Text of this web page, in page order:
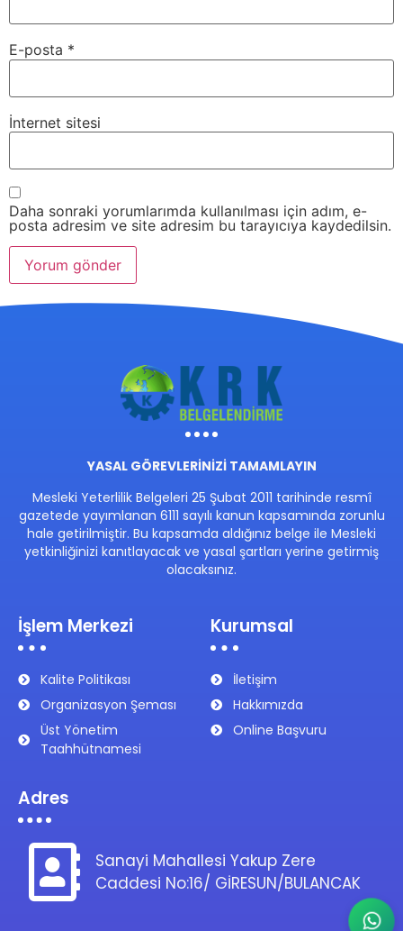
E-posta *
İnternet sitesi
Daha sonraki yorumlarımda kullanılması için adım, e-
posta adresim ve site adresim bu tarayıcıya kaydedilsin.
YASAL GÖREVLERİNİZİ TAMAMLAYIN
Mesleki Yeterlilik Belgeleri 25 Şubat 2011 tarihinde resmî
gazetede yayımlanan 6111 sayılı kanun kapsamında zorunlu
hale getirilmiştir. Bu kapsamda aldığınız belge ile Mesleki
yetkinliğinizi kanıtlayacak ve yasal şartları yerine getirmiş
olacaksınız.
İşlem Merkezi
Kalite Politikası
Organizasyon Şeması
Üst Yönetim
Taahhütnamesi
Kurumsal
İletişim
Hakkımızda
Online Başvuru
Adres
Sanayi Mahallesi Yakup Zere
Caddesi No:16/ GİRESUN/BULANCAK